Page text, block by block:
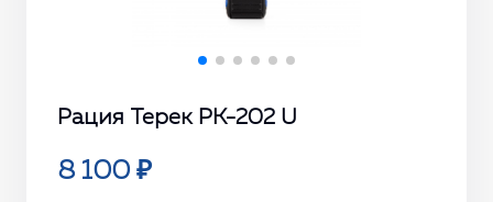
Рация Терек РК-202 U
8 100 ₽